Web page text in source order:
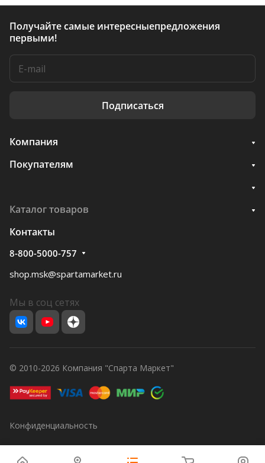
Получайте самые интересныепредложения
первыми!
Подписаться
Компания
Покупателям
Каталог товаров
Контакты
8-800-5000-757
shop.msk@spartamarket.ru
Мы в соц сетях
© 2010-2026 Компания "Спарта Маркет"
Конфиденциальность